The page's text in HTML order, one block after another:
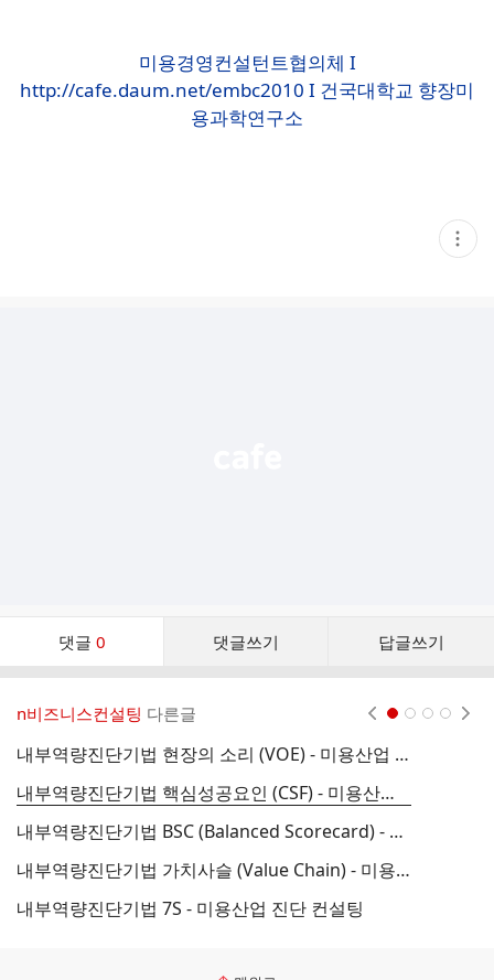
미용경영컨설턴트협의체 I
http://cafe.daum.net/embc2010 I 건국대학교 향장미
용과학연구소
현
재
댓글 0 댓글쓰기 답글쓰기
댓
n비즈니스컨설팅 다른글
내부역량진단기법 현장의 소리 (VOE) - 미용산업 진단 컨설팅
내부역량진단기법 핵심성공요인 (CSF) - 미용산업 진단 컨설팅
내부역량진단기법 BSC (Balanced Scorecard) - 미용산업 진단 컨설팅
내부역량진단기법 가치사슬 (Value Chain) - 미용산업 진단 컨설팅
내부역량진단기법 7S - 미용산업 진단 컨설팅